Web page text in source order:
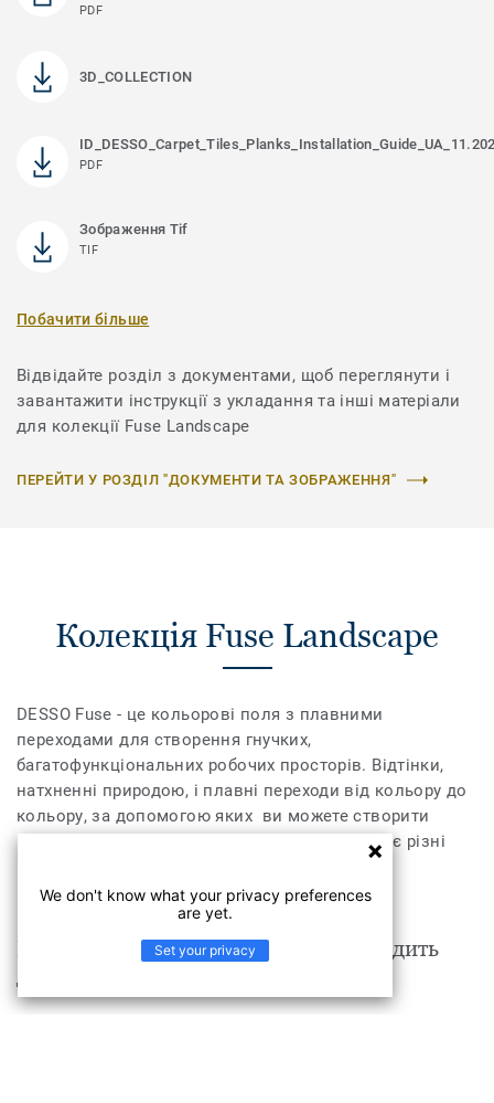
PDF
3D_COLLECTION
PDF
Зображення Tif
TIF
Побачити більше
Відвідайте розділ з документами, щоб переглянути і
завантажити інструкції з укладання та інші матеріали
для колекції Fuse Landscape
ПЕРЕЙТИ У РОЗДІЛ "ДОКУМЕНТИ ТА ЗОБРАЖЕННЯ"
Колекція Fuse Landscape
DESSO Fuse - це кольорові поля з плавними
переходами для створення гнучких,
багатофункціональних робочих просторів. Відтінки,
натхненні природою, і плавні переходи від кольору до
кольору, за допомогою яких ви можете створити
індивідуальний робочий простір, який нагадує різні
Fuse Landscape Fuse B755 7915 підходить
We don't know what your privacy preferences
are yet.
Set your privacy